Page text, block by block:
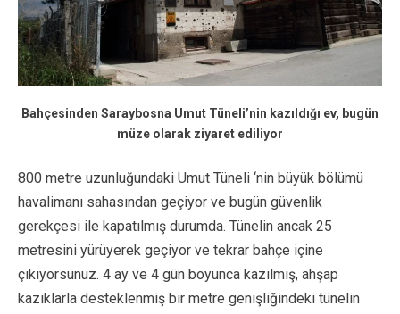
Bahçesinden Saraybosna Umut Tüneli’nin kazıldığı ev, bugün
müze olarak ziyaret ediliyor
800 metre uzunluğundaki Umut Tüneli ‘nin büyük bölümü
havalimanı sahasından geçiyor ve bugün güvenlik
gerekçesi ile kapatılmış durumda. Tünelin ancak 25
metresini yürüyerek geçiyor ve tekrar bahçe içine
çıkıyorsunuz. 4 ay ve 4 gün boyunca kazılmış, ahşap
kazıklarla desteklenmiş bir metre genişliğindeki tünelin